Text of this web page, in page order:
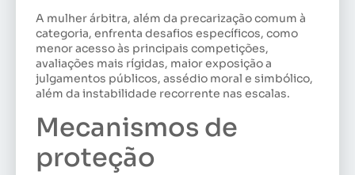
A mulher árbitra, além da precarização comum à
categoria, enfrenta desafios específicos, como
menor acesso às principais competições,
avaliações mais rígidas, maior exposição a
julgamentos públicos, assédio moral e simbólico,
além da instabilidade recorrente nas escalas.
Mecanismos de
proteção